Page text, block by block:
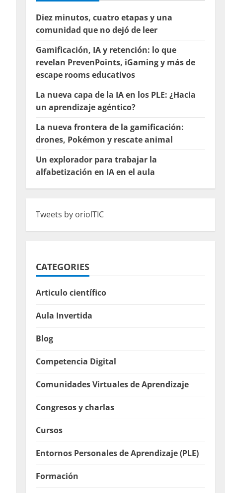
Diez minutos, cuatro etapas y una
comunidad que no dejó de leer
Gamificación, IA y retención: lo que
revelan PrevenPoints, iGaming y más de
escape rooms educativos
La nueva capa de la IA en los PLE: ¿Hacia
un aprendizaje agéntico?
La nueva frontera de la gamificación:
drones, Pokémon y rescate animal
Un explorador para trabajar la
alfabetización en IA en el aula
Tweets by oriolTIC
CATEGORIES
Articulo científico
Aula Invertida
Blog
Competencia Digital
Comunidades Virtuales de Aprendizaje
Congresos y charlas
Cursos
Entornos Personales de Aprendizaje (PLE)
Formación